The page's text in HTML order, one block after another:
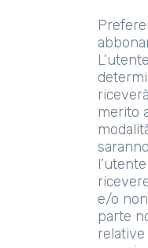
merito
e/o
parte